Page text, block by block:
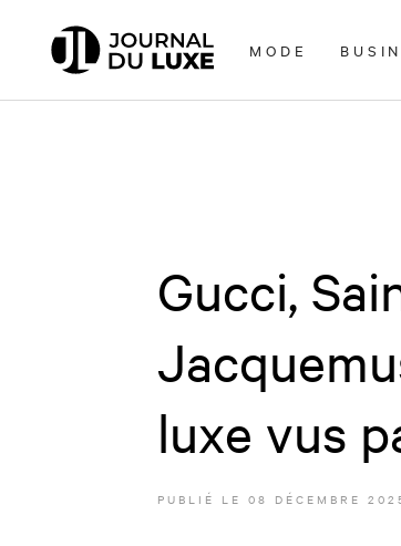
directement
MODE
Gucci,
luxe vus
PUBLIÉ LE 08 DÉCEMBRE